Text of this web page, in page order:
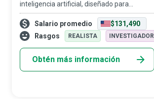
inteligencia artificial, diseñado para
convertirse en el punto de contacto de una
empresa y responder a las expectativas
inmediatas de los clientes, hay desarr
Salario promedio
$131,490
Rasgos
REALISTA INVESTIGADOR
Obtén más información